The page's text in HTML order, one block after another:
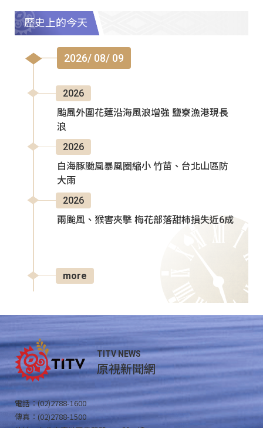
歷史上的今天
2026/ 08/ 09
2026
颱風外圍花蓮沿海風浪增強 鹽寮漁港現長
浪
2026
白海豚颱風暴風圈縮小 竹苗、台北山區防
大雨
2026
兩颱風、猴害夾擊 梅花部落甜柿損失近6成
more
TITV NEWS
原視新聞網
電話：(02)2788-1600
傳真：(02)2788-1500